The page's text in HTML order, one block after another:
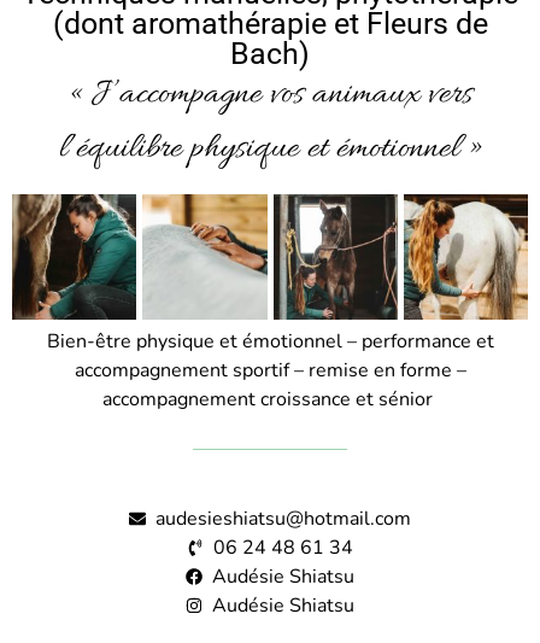
(dont aromathérapie et Fleurs de
Bach)
« J’accompagne vos animaux vers
l’équilibre physique et émotionnel »
Bien-être physique et émotionnel – performance et
accompagnement sportif – remise en forme –
accompagnement croissance et sénior
audesieshiatsu@hotmail.com
06 24 48 61 34
Audésie Shiatsu
Audésie Shiatsu